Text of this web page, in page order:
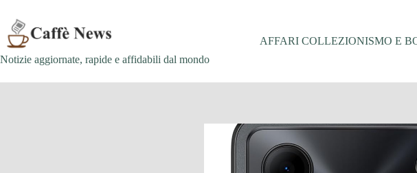
contenuto
Notizie aggiornate, rapide e affidabili dal mondo
AFFARI COLLEZIONISMO E